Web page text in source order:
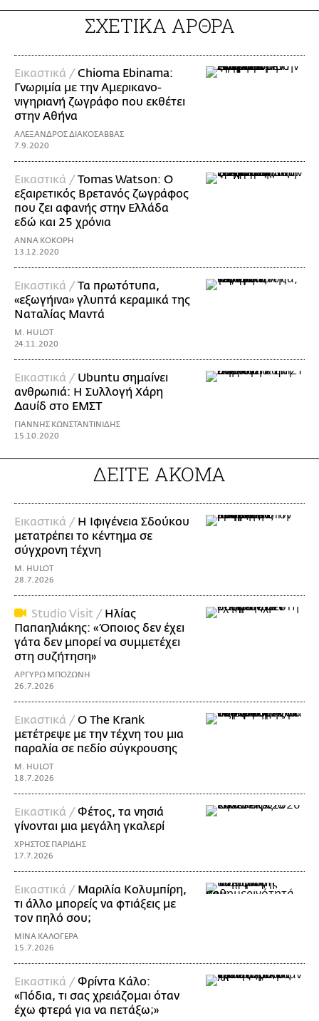
ΣΧΕΤΙΚΑ ΑΡΘΡΑ
Εικαστικά /Chioma Ebinama:
Γνωριμία με την Αμερικανο-
νιγηριανή ζωγράφο που εκθέτει
στην Αθήνα
ΑΛΕΞΑΝΔΡΟΣ ΔΙΑΚΟΣΑΒΒΑΣ
7.9.2020
Εικαστικά /Tomas Watson: Ο
εξαιρετικός Βρετανός ζωγράφος
που ζει αφανής στην Ελλάδα
εδώ και 25 χρόνια
ΑΝΝΑ ΚΟΚΟΡΗ
13.12.2020
Εικαστικά /Τα πρωτότυπα,
«εξωγήινα» γλυπτά κεραμικά της
Ναταλίας Μαντά
M. HULOT
24.11.2020
Εικαστικά / Ubuntu σημαίνει
ανθρωπιά: Η Συλλογή Χάρη
Δαυίδ στο ΕΜΣΤ
ΓΙΑΝΝΗΣ ΚΩΝΣΤΑΝΤΙΝΙΔΗΣ
15.10.2020
ΔΕΙΤΕ ΑΚΟΜΑ
Εικαστικά / Η Ιφιγένεια Σδούκου
μετατρέπει το κέντημα σε
σύγχρονη τέχνη
M. HULOT
28.7.2026
Studio Visit / Ηλίας
Παπαηλιάκης: «Όποιος δεν έχει
γάτα δεν μπορεί να συμμετέχει
στη συζήτηση»
ΑΡΓΥΡΩ ΜΠΟΖΩΝΗ
26.7.2026
Εικαστικά /Ο The Krank
μετέτρεψε με την τέχνη του μια
παραλία σε πεδίο σύγκρουσης
M. HULOT
18.7.2026
Εικαστικά /Φέτος, τα νησιά
γίνονται μια μεγάλη γκαλερί
ΧΡΗΣΤΟΣ ΠΑΡΙΔΗΣ
17.7.2026
Εικαστικά / Μαριλία Κολυμπίρη,
τι άλλο μπορείς να φτιάξεις με
τον πηλό σου;
ΜΙΝΑ ΚΑΛΟΓΕΡΑ
15.7.2026
Εικαστικά /Φρίντα Κάλο:
«Πόδια, τι σας χρειάζομαι όταν
έχω φτερά για να πετάξω;»